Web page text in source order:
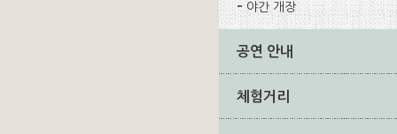
야간 개장
공연 안내
체험거리